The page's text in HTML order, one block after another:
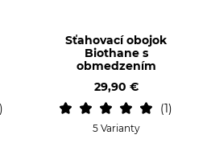
Sťahovací obojok
Biothane s
obmedzením
29,90 €
1
5 Varianty